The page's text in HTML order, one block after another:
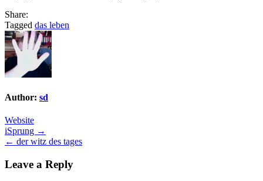
Share:
Tagged das leben
Author: sd
Website
Post
navigation
iSprung →
← der witz des tages
Leave a Reply